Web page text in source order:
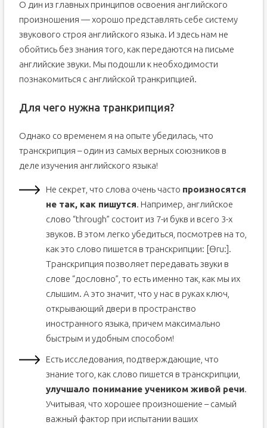
О дин из главных принципов освоения английского
произношения — хорошо представлять себе систему
звукового строя английского языка. И здесь нам не
обойтись без знания того, как передаются на письме
английские звуки. Мы подошли к необходимости
познакомиться с английской транкрипцией.
Для чего нужна транкрипция?
Однако со временем я на опыте убедилась, что
транскрипция – один из самых верных союзников в
деле изучения английского языка!
Не секрет, что слова очень часто произносятся
не так, как пишутся. Например, английское
слово “through” состоит из 7-и букв и всего 3-х
звуков. В этом легко убедиться, посмотрев на то,
как это слово пишется в транскрипции: [Ɵru:].
Транскрипция позволяет передавать звуки в
слове “дословно”, то есть именно так, как мы их
слышим. А это значит, что у нас в руках ключ,
открывающий двери в пространство
иностранного языка, причем максимально
быстрым и удобным способом!
Есть исследования, подтверждающие, что
знание того, как слово пишется в транскрипции,
улучшало понимание учеником живой речи.
Учитывая, что хорошее произношение – самый
важный фактор при испытании ваших